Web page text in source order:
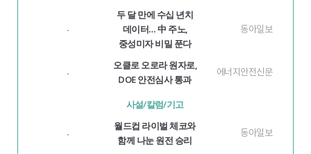
·
두 달 만에 수십 년치
데이터… 中 주노,
중성미자 비밀 푼다
동아일보
·
오클로 오로라 원자로,
DOE 안전심사 통과
에너지안전신문
사설/칼럼/기고
·
월드컵 라이벌 체코와
함께 나눈 원전 승리
동아일보